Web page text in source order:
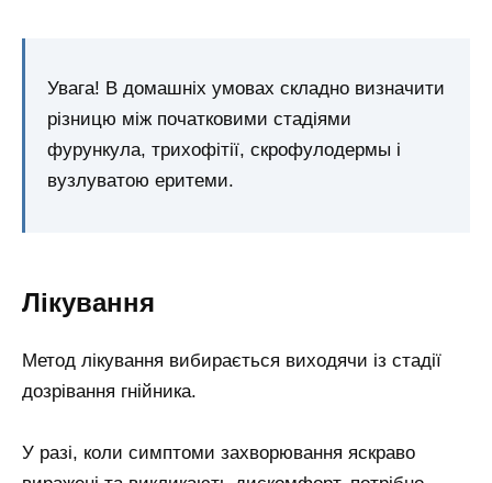
Увага! В домашніх умовах складно визначити
різницю між початковими стадіями
фурункула, трихофітії, скрофулодермы і
вузлуватою еритеми.
Лікування
Метод лікування вибирається виходячи із стадії
дозрівання гнійника.
У разі, коли симптоми захворювання яскраво